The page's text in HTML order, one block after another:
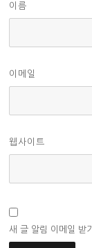
이름
이메일
웹사이트
새 글 알림 이메일 받기